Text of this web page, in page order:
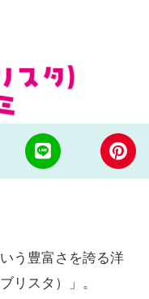
う豊富さを誇る洋
リスタ）」。